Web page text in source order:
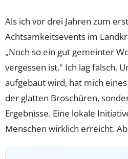
Als ich vor drei Jahren zum
Achtsamkeitsevents im
„Noch so ein gut gemeinter
vergessen ist." Ich lag falsch.
aufgebaut wird, hat mich
der glatten Broschüren,
Ergebnisse. Eine lokale
Menschen wirklich erreicht.